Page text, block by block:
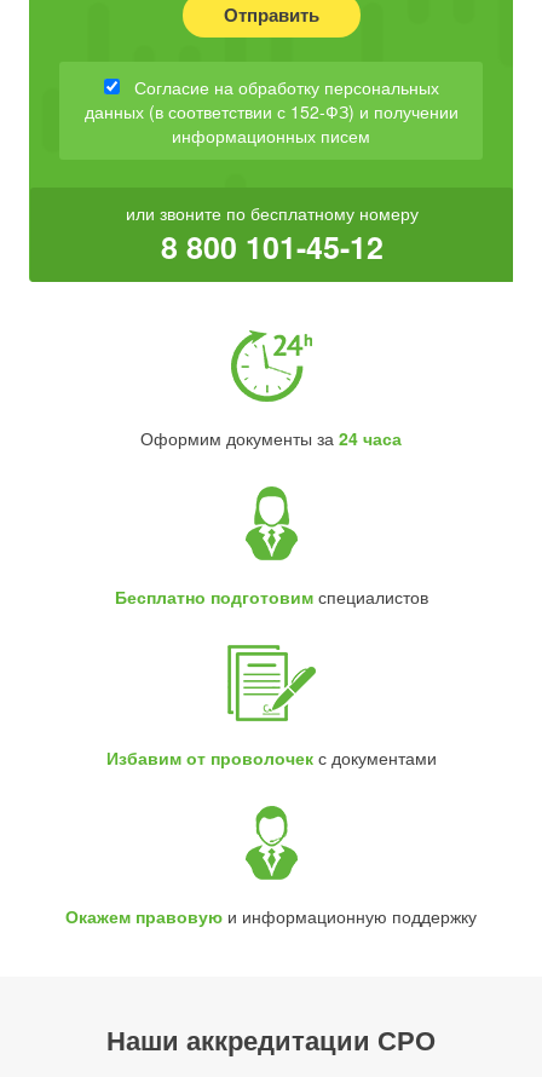
Отправить
Согласие на обработку персональных
данных (в соответствии с 152-ФЗ) и получении
информационных писем
или звоните по бесплатному номеру
8 800 101-45-12
Оформим документы за 24 часа
Бесплатно подготовимспециалистов
Избавим от проволочекс документами
Окажем правовую и информационную поддержку
Наши аккредитации СРО